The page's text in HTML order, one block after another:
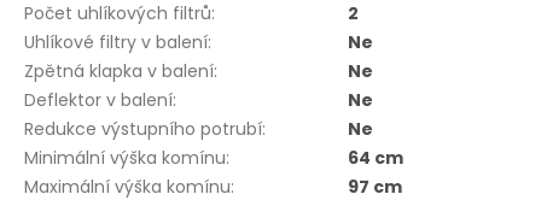
Počet uhlíkových filtrů:
2
Uhlíkové filtry v balení:
Ne
Zpětná klapka v balení:
Ne
Deflektor v balení:
Ne
Redukce výstupního potrubí:
Ne
Minimální výška komínu:
64 cm
Maximální výška komínu:
97 cm